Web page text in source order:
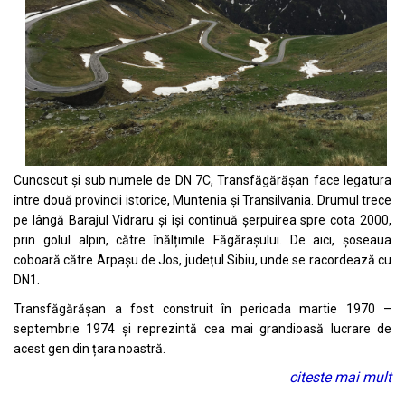
Cunoscut și sub numele de DN 7C, Transfăgărășan face legatura
între două provincii istorice, Muntenia și Transilvania. Drumul trece
pe lângă Barajul Vidraru și își continuă șerpuirea spre cota 2000,
prin golul alpin, către înălțimile Făgărașului. De aici, șoseaua
coboară către Arpașu de Jos, județul Sibiu, unde se racordează cu
DN1.
Transfăgărășan a fost construit în perioada martie 1970 –
septembrie 1974 și reprezintă cea mai grandioasă lucrare de
acest gen din țara noastră.
citeste mai mult